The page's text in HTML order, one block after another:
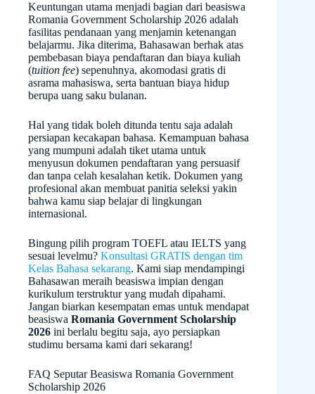
Keuntungan utama menjadi bagian dari beasiswa
Romania Government Scholarship 2026 adalah
fasilitas pendanaan yang menjamin ketenangan
belajarmu. Jika diterima, Bahasawan berhak atas
pembebasan biaya pendaftaran dan biaya kuliah
(tuition fee) sepenuhnya, akomodasi gratis di
asrama mahasiswa, serta bantuan biaya hidup
berupa uang saku bulanan.
Hal yang tidak boleh ditunda tentu saja adalah
persiapan kecakapan bahasa. Kemampuan bahasa
yang mumpuni adalah tiket utama untuk
menyusun dokumen pendaftaran yang persuasif
dan tanpa celah kesalahan ketik. Dokumen yang
profesional akan membuat panitia seleksi yakin
bahwa kamu siap belajar di lingkungan
internasional.
Bingung pilih program TOEFL atau IELTS yang
sesuai levelmu? Konsultasi GRATIS dengan tim
Kelas Bahasa sekarang. Kami siap mendampingi
Bahasawan meraih beasiswa impian dengan
kurikulum terstruktur yang mudah dipahami.
Jangan biarkan kesempatan emas untuk mendapat
beasiswa Romania Government Scholarship
2026 ini berlalu begitu saja, ayo persiapkan
studimu bersama kami dari sekarang!
FAQ Seputar Beasiswa Romania Government
Scholarship 2026